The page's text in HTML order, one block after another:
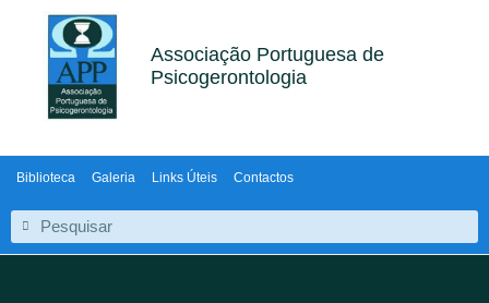
Associação Portuguesa de
Psicogerontologia
Biblioteca Galeria Links Úteis Contactos